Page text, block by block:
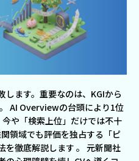
します。重要なのは、KGIから
。 AI Overviewの台頭により1位
や「検索上位」だけでは不十
領域でも評価を独占する「ピ
を徹底解説します 。 元新聞社